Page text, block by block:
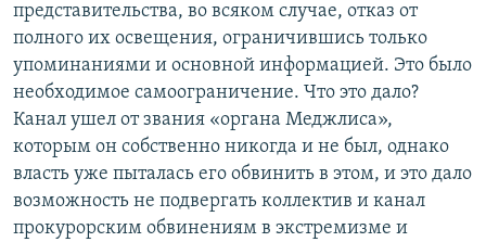
представительства, во всяком случае, отказ от
полного их освещения, ограничившись только
упоминаниями и основной информацией. Это было
необходимое самоограничение. Что это дало?
Канал ушел от звания «органа Меджлиса»,
которым он собственно никогда и не был, однако
власть уже пыталась его обвинить в этом, и это дало
возможность не подвергать коллектив и канал
прокурорским обвинениям в экстремизме и